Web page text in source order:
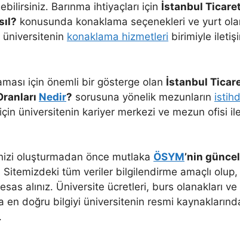
Barınma ihtiyaçları için İstanbul Ticaret
konusunda konaklama seçenekleri ve yurt
üniversitenin konaklama hizmetleri birimiyle
için önemli bir gösterge olan İstanbul
Nedir? sorusuna yönelik mezunların
üniversitenin kariyer merkezi ve mezun ofisi
oluşturmadan önce mutlaka ÖSYM’nin
tüm veriler bilgilendirme amaçlı olup,
esas alınız. Üniversite ücretleri, burs olanakları ve
en doğru bilgiyi üniversitenin resmi